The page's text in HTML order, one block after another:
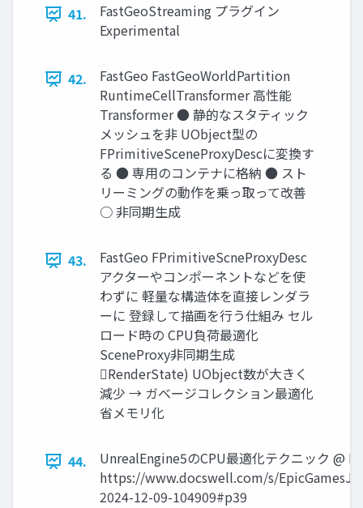
41.
FastGeoStreaming プラグイン
Experimental
42.
FastGeo FastGeoWorldPartition
RuntimeCellTransformer 高性能
Transformer ● 静的なスタティック
メッシュを非 UObject型の
FPrimitiveSceneProxyDescに変換す
る ● 専用のコンテナに格納 ● スト
リーミングの動作を乗っ取って改善
○ 非同期生成
43.
FastGeo FPrimitiveScneProxyDesc
アクターやコンポーネントなどを使
わずに 軽量な構造体を直接レンダラ
ーに 登録して描画を行う仕組み セル
ロード時の CPU負荷最適化
SceneProxy非同期生成
RenderState) UObject数が大きく
減少 → ガベージコレクション最適化
省メモリ化
44.
UnrealEngine5のCPU最適化テクニック @
https://www.docswell.com/s/
2024-12-09-104909#p39